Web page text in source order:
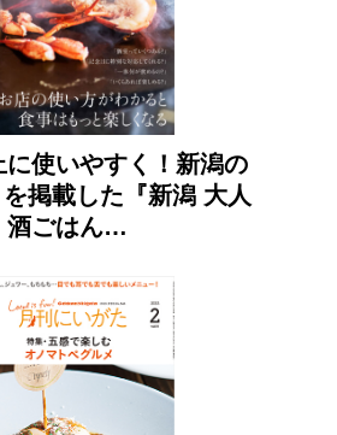
に使いやすく！新潟の
を掲載した『新潟 大人
酒ごはん…